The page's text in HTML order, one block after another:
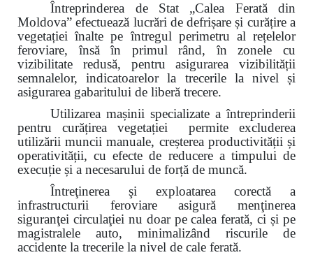
Întreprinderea de Stat „Calea Ferată din
Moldova” efectuează lucrări de defrișare și curățire a
vegetației înalte pe întregul perimetru al rețelelor
feroviare, însă în primul rând, în zonele cu
vizibilitate redusă, pentru asigurarea vizibilității
semnalelor, indicatoarelor la trecerile la nivel și
asigurarea gabaritului de liberă trecere.
Utilizarea mașinii specializate a întreprinderii
pentru curățirea vegetației permite excluderea
utilizării muncii manuale, creșterea productivității și
operativității, cu efecte de reducere a timpului de
execuție și a necesarului de forță de muncă.
Întreţinerea şi exploatarea corectă a
infrastructurii feroviare asigură menţinerea
siguranţei circulaţiei nu doar pe calea ferată, ci și pe
magistralele auto, minimalizând riscurile de
accidente la trecerile la nivel de cale ferată.